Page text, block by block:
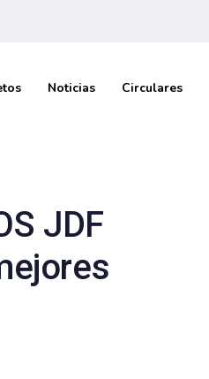
Noticias Circulares
JDF